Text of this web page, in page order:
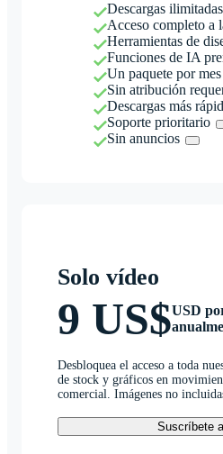
Descargas ilimitadas
Acceso completo a
Herramientas de
Funciones de IA
Un paquete por mes
Sin atribución
Descargas más
Soporte prioritario
Sin anuncios
Solo vídeo
9 US$USD
Desbloquea el acceso a toda
de stock y gráficos en
comercial. Imágenes no
Suscríbete